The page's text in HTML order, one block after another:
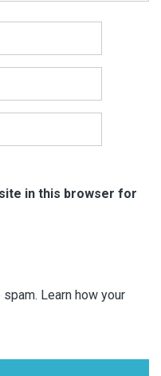
in this browser for
Learn how your